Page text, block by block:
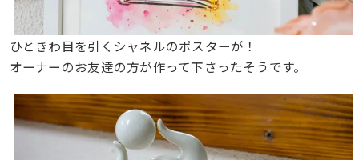
ひときわ目を引くシャネルのポスターが！
オーナーのお友達の方が作って下さったそうです。